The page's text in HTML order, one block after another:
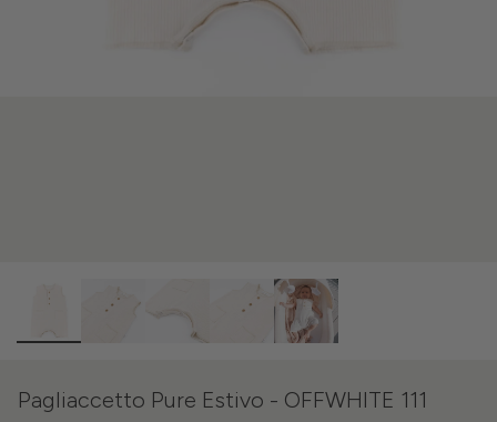
Pagliaccetto Pure Estivo - OFFWHITE 111